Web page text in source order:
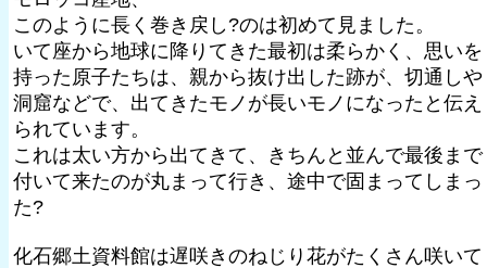
このように長く巻き戻し?のは初めて見ました。
いて座から地球に降りてきた最初は柔らかく、思いを
持った原子たちは、親から抜け出した跡が、切通しや
洞窟などで、出てきたモノが長いモノになったと伝え
られています。
これは太い方から出てきて、きちんと並んで最後まで
付いて来たのが丸まって行き、途中で固まってしまっ
た?
化石郷土資料館は遅咲きのねじり花がたくさん咲いて